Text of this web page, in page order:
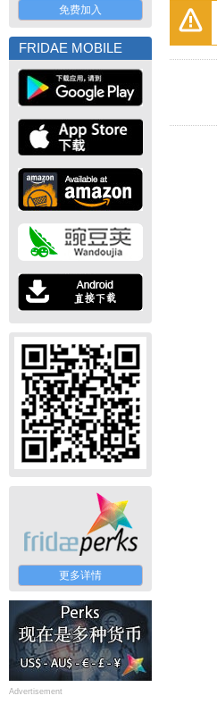
免费加入
FRIDAE MOBILE
更多详情
Advertisement